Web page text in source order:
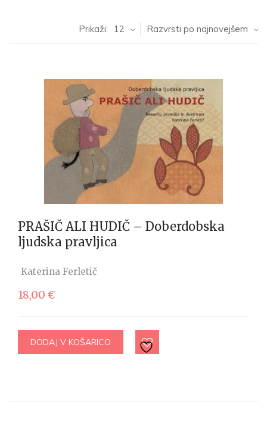
Razvrsti po najnovejšem
Prikaži: 12
PRAŠIČ ALI HUDIČ – Doberdobska
ljudska pravljica
Katerina Ferletič
18,00 €
DODAJ V KOŠARICO